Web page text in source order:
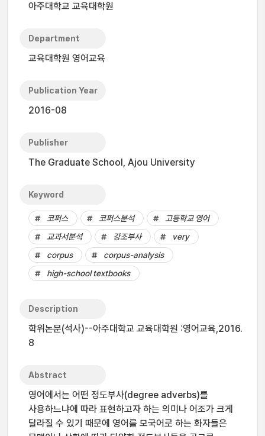
아주대학교 교육대학원
Department
교육대학원 영어교육
Publication Year
2016-08
Publisher
The Graduate School, Ajou University
Keyword
코퍼스 코퍼스분석
고등학교 영어
교과서분석
강조부사
very
corpus
corpus-analysis
high-school textbooks
Description
학위논문(석사)--아주대학교 교육대학원 :영어교육,2016.
8
Abstract
영어에서는 어떤 정도부사(degree adverbs)를
사용하느냐에 따라 표현하고자 하는 의미나 어조가 크게
달라질 수 있기 때문에 영어를 모국어로 하는 화자들은